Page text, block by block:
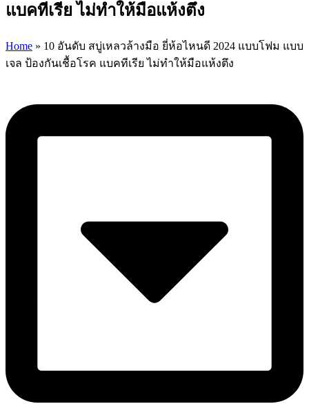
แบคทีเรีย ไม่ทำให้มือแห้งตึง
Home » 10 อันดับ สบู่เหลวล้างมือ ยี่ห้อไหนดี 2024 แบบโฟม แบบ
เจล ป้องกันเชื้อโรค แบคทีเรีย ไม่ทำให้มือแห้งตึง